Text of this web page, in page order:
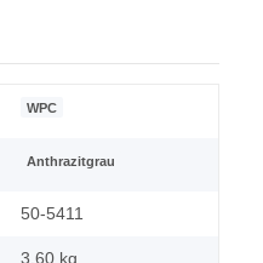
WPC
Anthrazitgrau
50-5411
3,60 kg